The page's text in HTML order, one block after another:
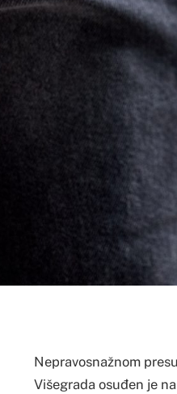
Nepravosnažnom
Višegrada osuđen je